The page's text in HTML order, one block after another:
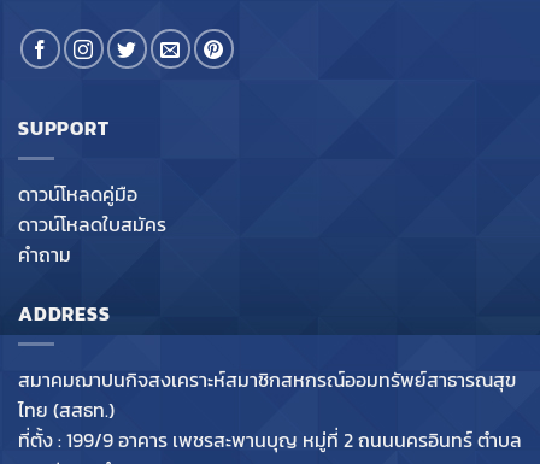
SUPPORT
ดาวน์โหลดคู่มือ
ดาวน์โหลดใบสมัคร
คำถาม
ADDRESS
สมาคมฌาปนกิจสงเคราะห์สมาชิกสหกรณ์ออมทรัพย์สาธารณสุข
ไทย (สสธท.)
ที่ตั้ง : 199/9 อาคาร เพชรสะพานบุญ หมู่ที่ 2 ถนนนครอินทร์ ตำบล